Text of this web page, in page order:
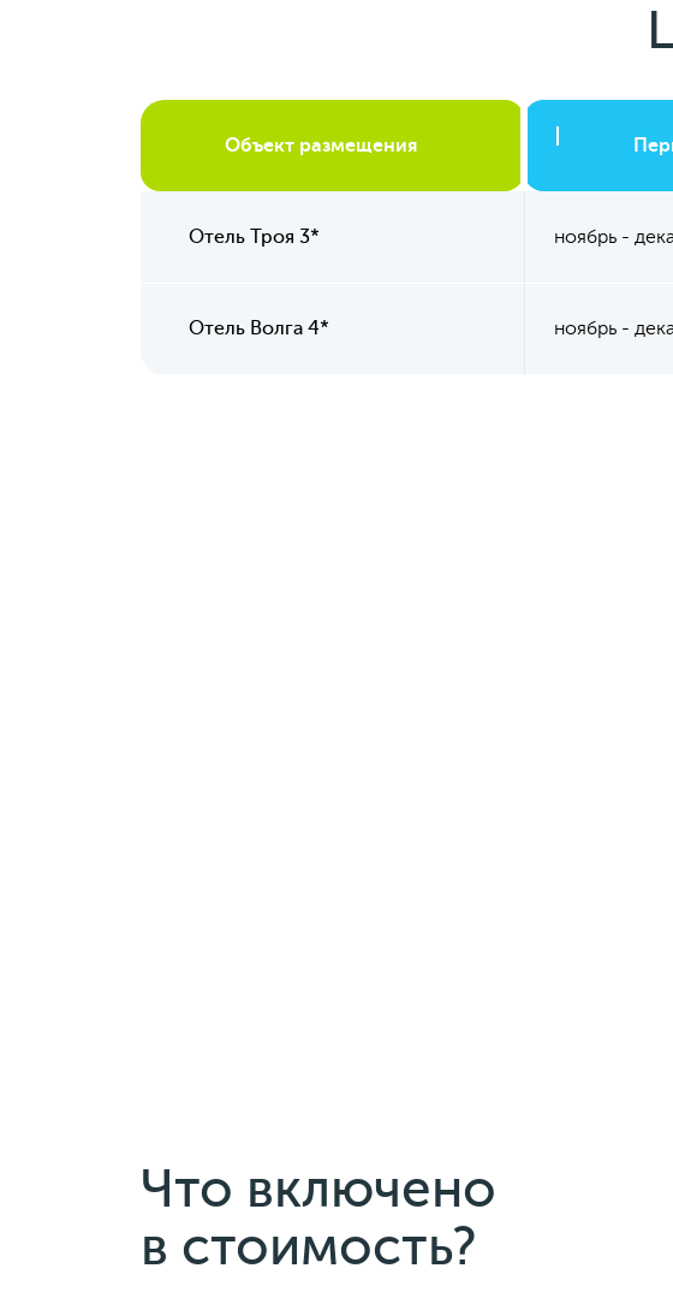
Объект размещения
Отель Троя 3* ноябрь -
Отель Волга 4* ноябрь -
Что включено
в стоимость?